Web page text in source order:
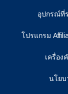
อุปกรณ์ที่
โปรแกรม
เครื่อ
นโยบ